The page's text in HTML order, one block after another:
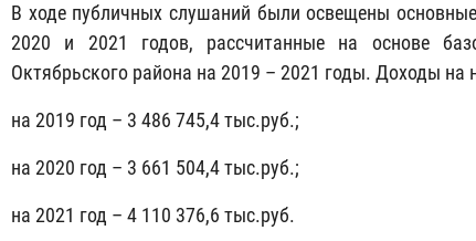
В ходе публичных слушаний были освещены
2020 и 2021 годов, рассчитанные на основе
Октябрьского района на 2019 – 2021 годы. Доходы
на 2019 год – 3 486 745,4 тыс.руб.;
на 2020 год – 3 661 504,4 тыс.руб.;
на 2021 год – 4 110 376,6 тыс.руб.